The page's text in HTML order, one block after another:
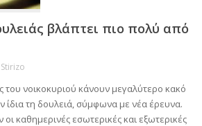
βλάπτει πιο πολύ από
Stirizo
του νοικοκυριού κάνουν μεγαλύτερο κακό
ίδια τη δουλειά, σύμφωνα με νέα έρευνα.
οι καθημερινές εσωτερικές και εξωτερικές